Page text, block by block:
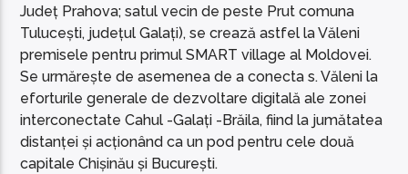
Județ Prahova; satul vecin de peste Prut comuna
Tulucești, județul Galați), se crează astfel la Văleni
premisele pentru primul SMART village al Moldovei.
Se urmărește de asemenea de a conecta s. Văleni la
eforturile generale de dezvoltare digitală ale zonei
interconectate Cahul -Galați -Brăila, fiind la jumătatea
distanței și acționând ca un pod pentru cele două
capitale Chișinău și București.